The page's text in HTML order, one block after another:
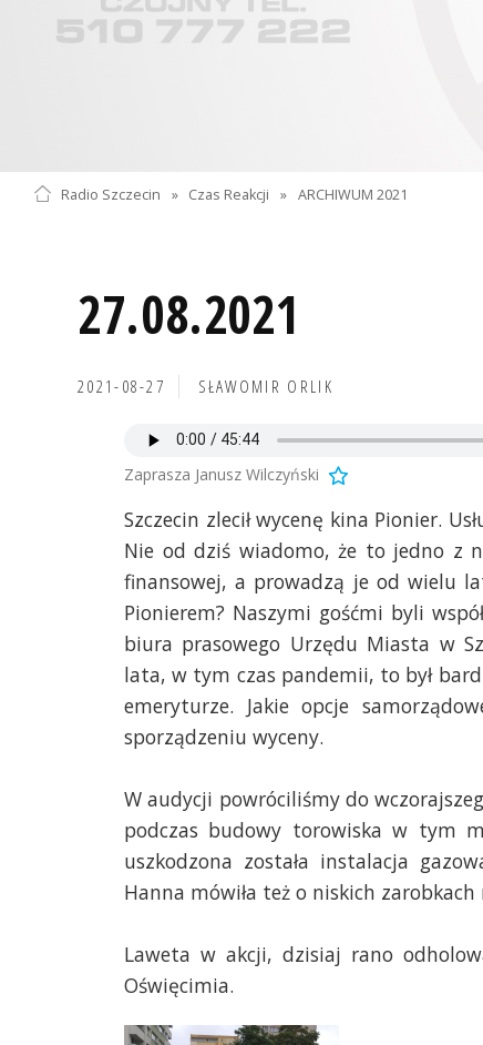
Radio Szczecin » Czas Reakcji » ARCHIWUM 2021
27.08.2021
2021-08-27 SŁAWOMIR ORLIK
Zaprasza Janusz Wilczyński
Szczecin zlecił wycenę kina Pionier.
Nie od dziś wiadomo, że to jedno z
finansowej, a prowadzą je od wielu
Pionierem? Naszymi gośćmi byli
biura prasowego Urzędu Miasta w
lata, w tym czas pandemii, to był
emeryturze. Jakie opcje
sporządzeniu wyceny.
W audycji powróciliśmy do
podczas budowy torowiska w tym
uszkodzona została instalacja
Hanna mówiła też o niskich
Laweta w akcji, dzisiaj rano
Oświęcimia.